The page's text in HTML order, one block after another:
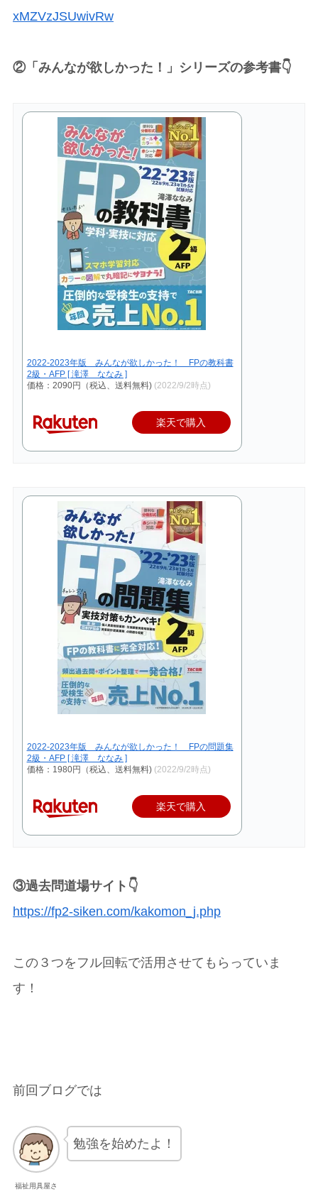
xMZVzJSUwivRw
②「みんなが欲しかった！」シリーズの参考書👇
2022-2023年版 みんなが欲しかった！ FPの教科書
2級・AFP [ 滝澤 ななみ ]
価格：2090円（税込、送料無料) (2022/9/2時点)
楽天で購入
2022-2023年版 みんなが欲しかった！ FPの問題集
2級・AFP [ 滝澤 ななみ ]
価格：1980円（税込、送料無料) (2022/9/2時点)
楽天で購入
③過去問道場サイト👇
https://fp2-siken.com/kakomon_j.php
この３つをフル回転で活用させてもらっていま
す！
前回ブログでは
福祉用具屋さ
勉強を始めたよ！